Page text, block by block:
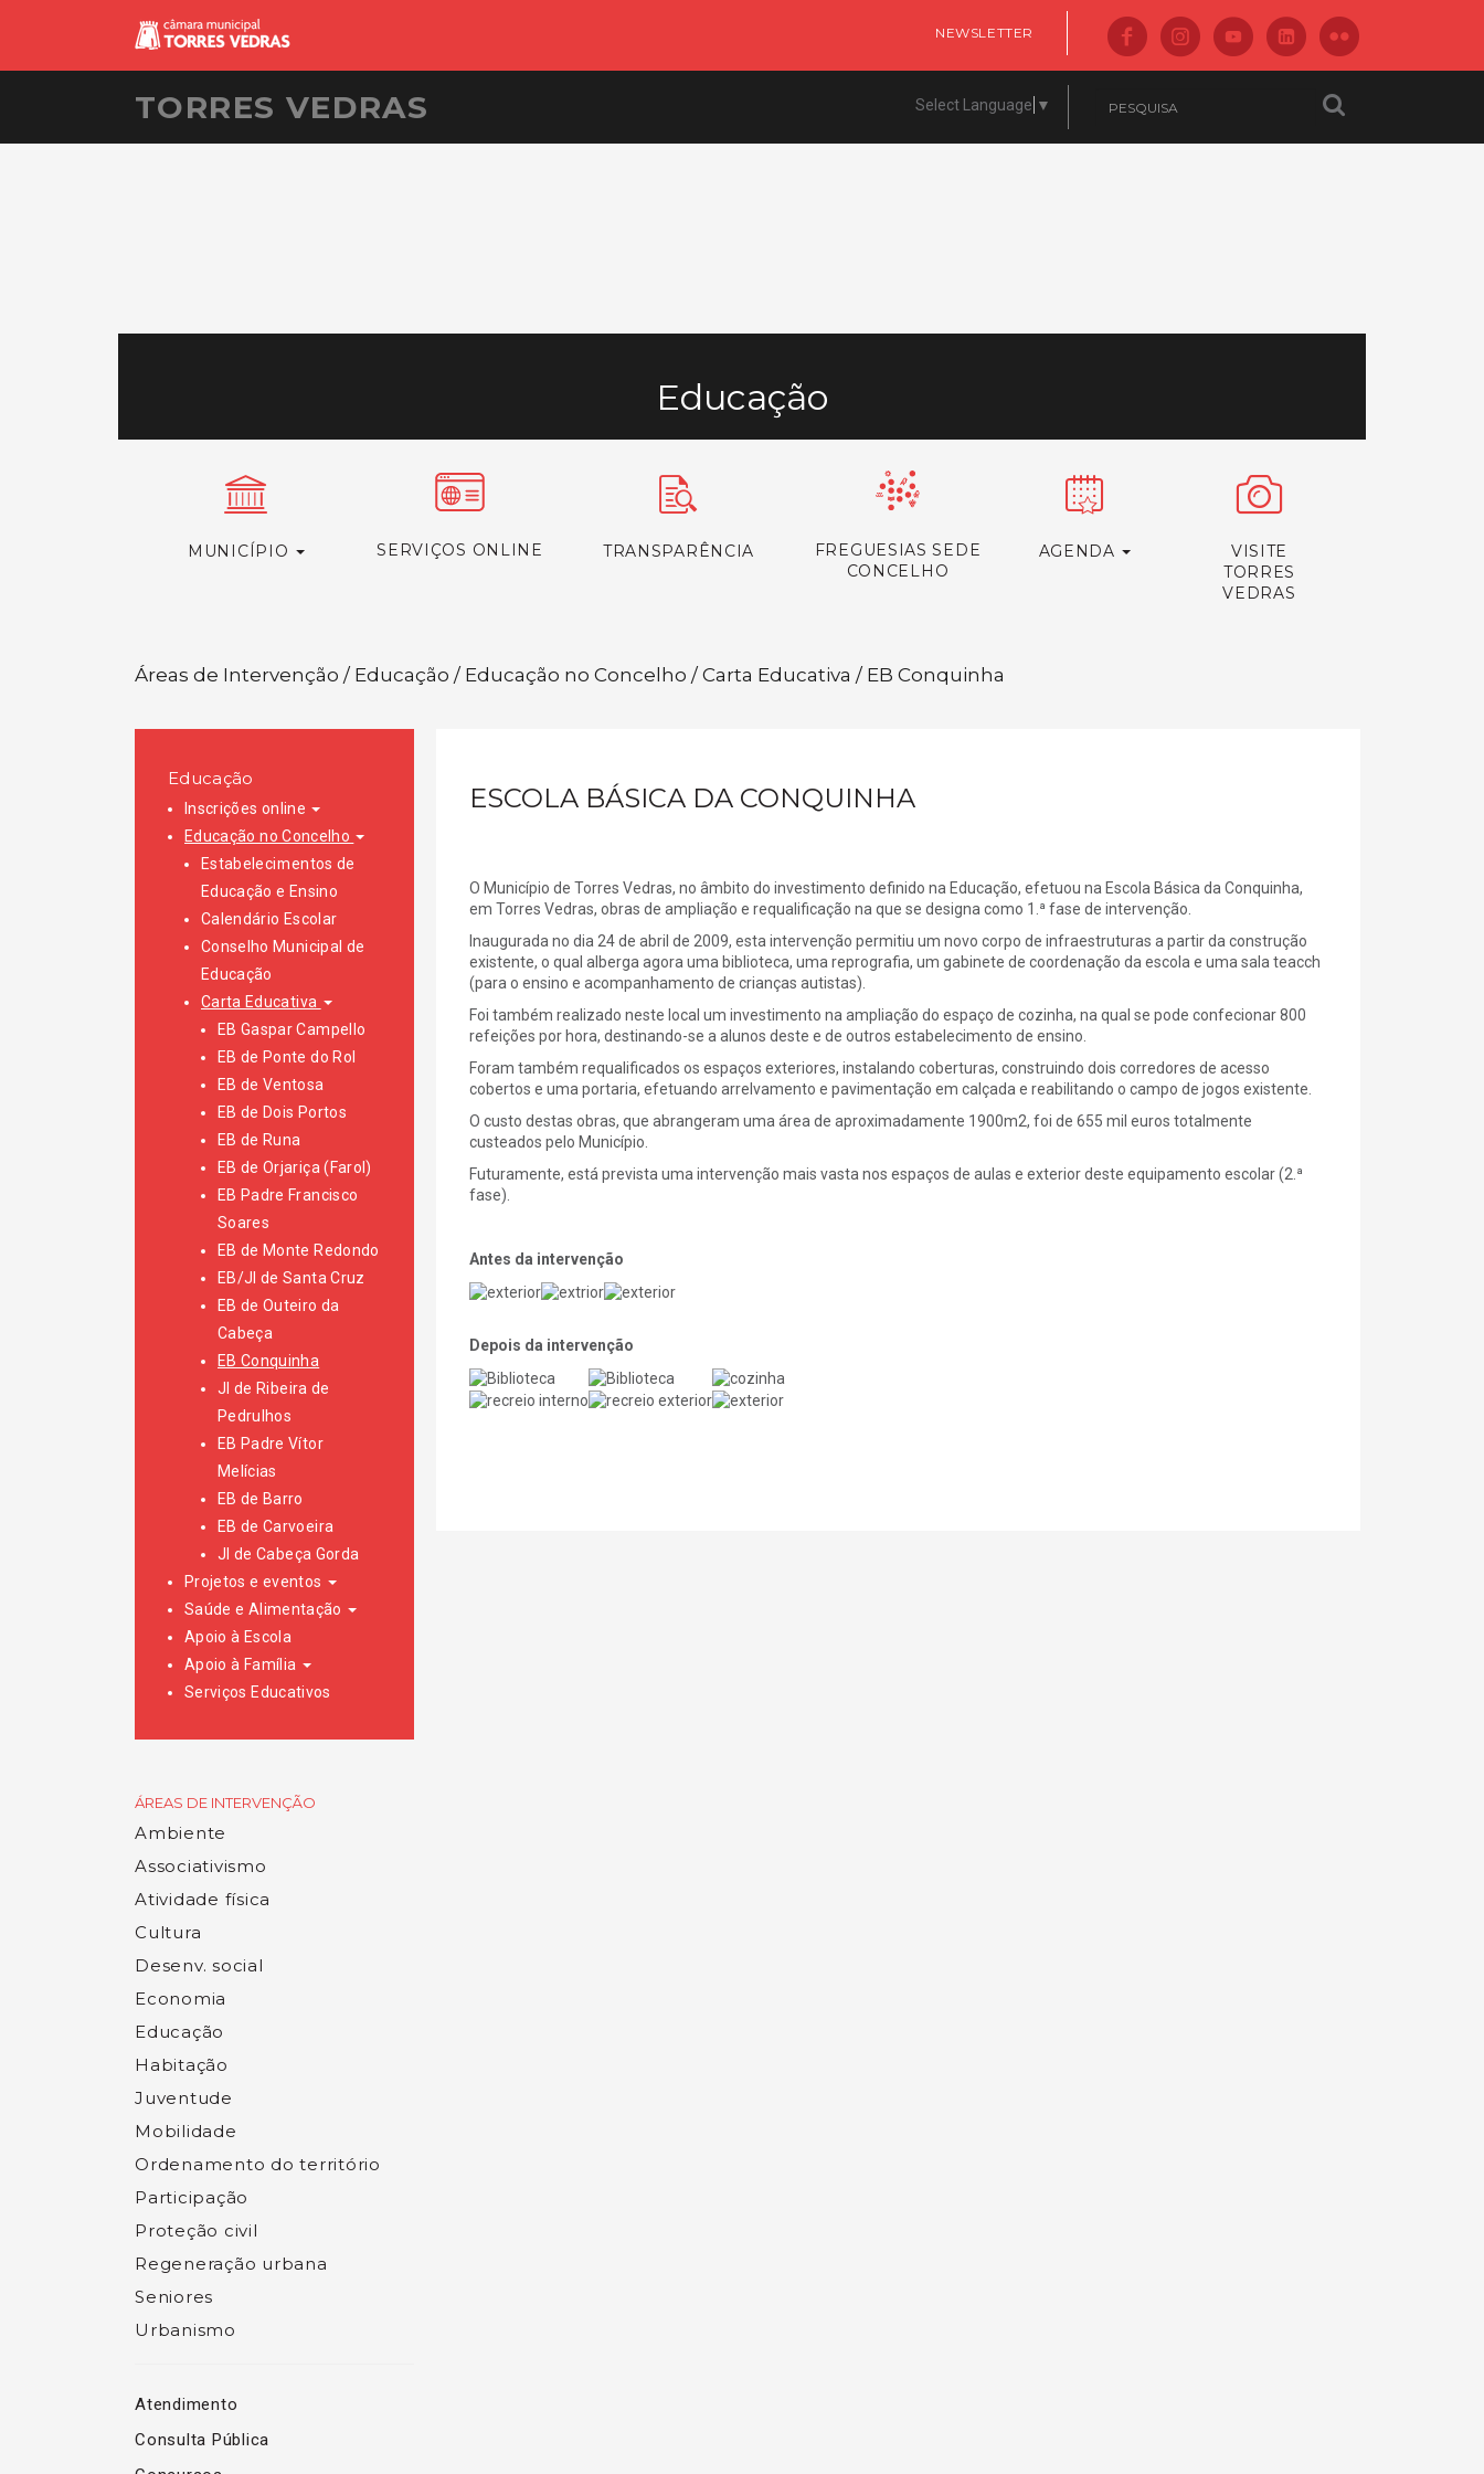
NEWSLETTER
TORRES VEDRAS Select Language ▼
Educação
MUNICÍPIO SERVIÇOS ONLINE TRANSPARÊNCIA
FREGUESIAS SEDE
CONCELHO
AGENDA
VISITE
TORRES
VEDRAS
Áreas de Intervenção / Educação / Educação no Concelho / Carta Educativa / EB Conquinha
Educação
Inscrições online
Educação no Concelho
Estabelecimentos de
Educação e Ensino
Calendário Escolar
Conselho Municipal de
Educação
Carta Educativa
EB Gaspar Campello
EB de Ponte do Rol
EB de Ventosa
EB de Dois Portos
EB de Runa
EB de Orjariça (Farol)
EB Padre Francisco
Soares
EB de Monte Redondo
EB/JI de Santa Cruz
EB de Outeiro da
Cabeça
EB Conquinha
JI de Ribeira de
Pedrulhos
EB Padre Vítor
Melícias
EB de Barro
EB de Carvoeira
JI de Cabeça Gorda
Projetos e eventos
Saúde e Alimentação
Apoio à Escola
Apoio à Família
Serviços Educativos
ÁREAS DE INTERVENÇÃO
Ambiente
Associativismo
Atividade física
Cultura
Desenv. social
Economia
Educação
Habitação
Juventude
Mobilidade
Ordenamento do território
Participação
Proteção civil
Regeneração urbana
Seniores
Urbanismo
Atendimento
Consulta Pública
ESCOLA BÁSICA DA CONQUINHA
O Município de Torres Vedras, no âmbito do investimento definido na Educação, efetuou na Escola Básica da Conquinha,
em Torres Vedras, obras de ampliação e requalificação na que se designa como 1.ª fase de intervenção.
Inaugurada no dia 24 de abril de 2009, esta intervenção permitiu um novo corpo de infraestruturas a partir da construção
existente, o qual alberga agora uma biblioteca, uma reprografia, um gabinete de coordenação da escola e uma sala teacch
(para o ensino e acompanhamento de crianças autistas).
Foi também realizado neste local um investimento na ampliação do espaço de cozinha, na qual se pode confecionar 800
refeições por hora, destinando-se a alunos deste e de outros estabelecimento de ensino.
Foram também requalificados os espaços exteriores, instalando coberturas, construindo dois corredores de acesso
cobertos e uma portaria, efetuando arrelvamento e pavimentação em calçada e reabilitando o campo de jogos existente.
O custo destas obras, que abrangeram uma área de aproximadamente 1900m2, foi de 655 mil euros totalmente
custeados pelo Município.
Futuramente, está prevista uma intervenção mais vasta nos espaços de aulas e exterior deste equipamento escolar (2.ª
fase).
Antes da intervenção
Depois da intervenção